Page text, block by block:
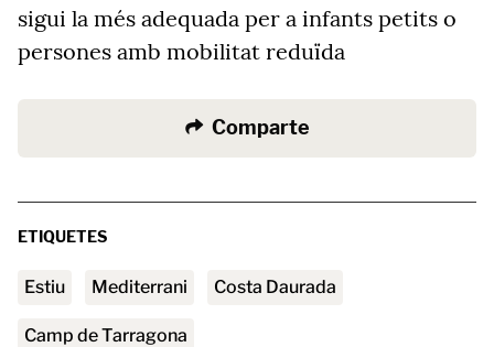
sigui la més adequada per a infants petits o
persones amb mobilitat reduïda
Comparte
ETIQUETES
estiu Mediterrani Costa Daurada
Camp de Tarragona